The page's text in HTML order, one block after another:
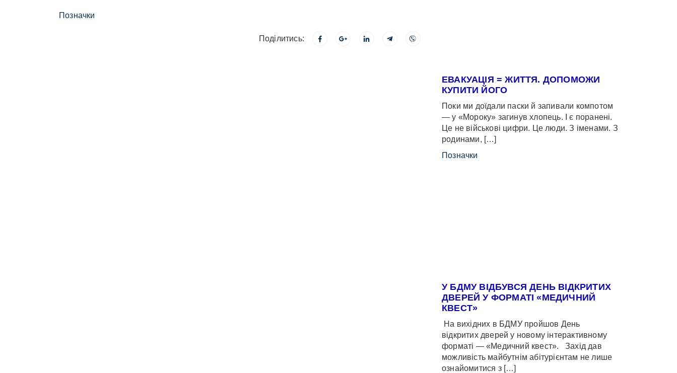
Позначки
Поділитись:
ЕВАКУАЦІЯ = ЖИТТЯ. ДОПОМОЖИ
КУПИТИ ЙОГО
Поки ми доїдали паски й запивали компотом
— у «Мороку» загинув хлопець. І є поранені.
Це не військові цифри. Це люди. З іменами. З
родинами, […]
Позначки
У БДМУ ВІДБУВСЯ ДЕНЬ ВІДКРИТИХ
ДВЕРЕЙ У ФОРМАТІ «МЕДИЧНИЙ
КВЕСТ»
На вихідних в БДМУ пройшов День
відкритих дверей у новому інтерактивному
форматі — «Медичний квест». Захід дав
можливість майбутнім абітурієнтам не лише
ознайомитися з […]